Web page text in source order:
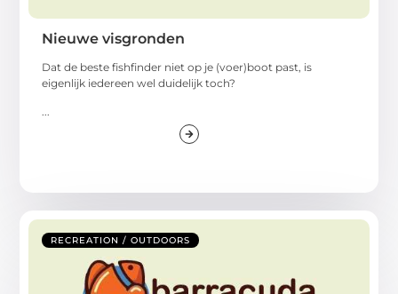
Nieuwe visgronden
Dat de beste fishfinder niet op je (voer)boot past, is
eigenlijk iedereen wel duidelijk toch?
...
RECREATION / OUTDOORS